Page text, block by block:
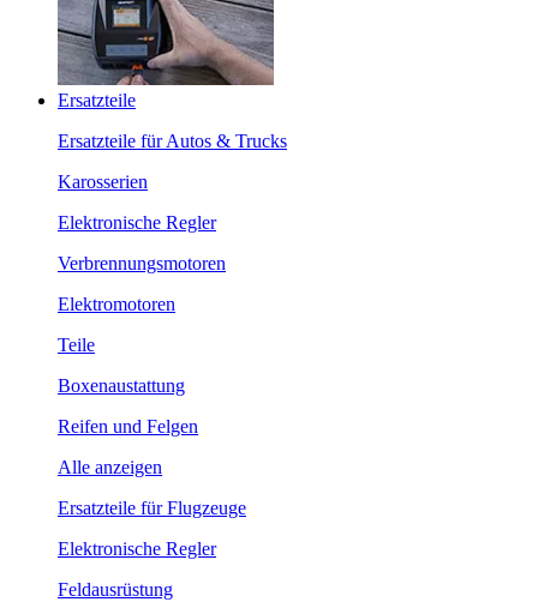
Ersatzteile
Ersatzteile für Autos & Trucks
Karosserien
Elektronische Regler
Verbrennungsmotoren
Elektromotoren
Teile
Boxenaustattung
Reifen und Felgen
Alle anzeigen
Ersatzteile für Flugzeuge
Elektronische Regler
Feldausrüstung